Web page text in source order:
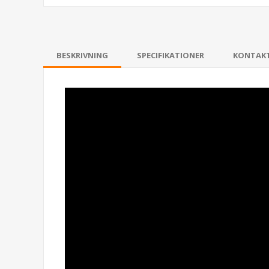
BESKRIVNING SPECIFIKATIONER